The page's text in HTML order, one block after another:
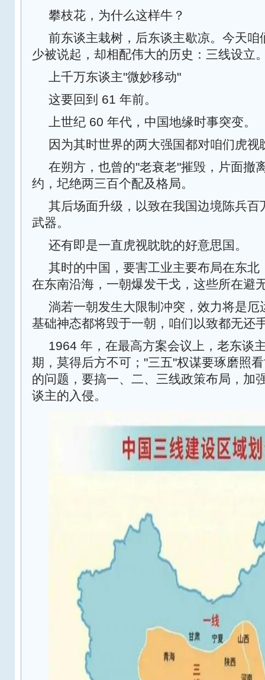
攀枝花，为什么这样牛？
前东谈主栽树，后东谈主歇凉。今天咱
少被说起，却相配伟大的历史：三线设立
上千万东谈主"微妙移动"
这要回到 61 年前。
上世纪 60 年代，中国地缘时事突变。
因为其时世界的两大强国都对咱们虎视
在朔方，也曾的"老衰老"摧毁，片面撤
约，圮绝两三百个配及格局。
其后场面升级，以致在我国边境陈兵百
武器。
还有即是一直虎视眈眈的好意思国。
其时的中国，要害工业主要布局在东北
在东南沿海，一朝爆发干戈，这些所在避
淌若一朝发生大限制冲突，效力将是厄
基础神态都将毁于一朝，咱们以致都无还
1964 年，在最高方案会议上，老东谈
期，莫得后方不可；"三五"权谋要琢磨照
的问题，要搞一、二、三线政策布局，加
谈主的入侵。